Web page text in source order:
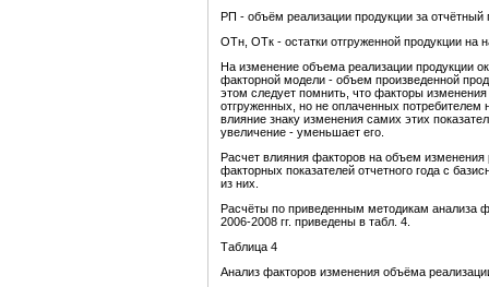
РП - объём реализации продукции за отчётный
ОТн, ОТк - остатки отгруженной продукции на
На изменение объема реализации продукции
факторной модели - объем произведенной
этом следует помнить, что факторы изменения
отгруженных, но не оплаченных
влияние знаку изменения самих этих
увеличение - уменьшает его.
Расчет влияния факторов на объем
факторных показателей отчетного года с
из них.
Расчёты по приведенным методикам анализа
2006-2008 гг. приведены в табл. 4.
Таблица 4
Анализ факторов изменения объёма